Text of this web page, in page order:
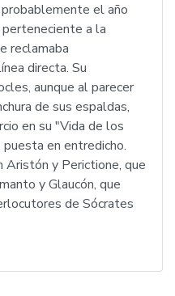
el año
a la
reclamaba
directa. Su
aunque al parecer
de sus espaldas,
en su "Vida de los
en entredicho.
Aristón y Perictione, que
y Glaucón, que
de Sócrates